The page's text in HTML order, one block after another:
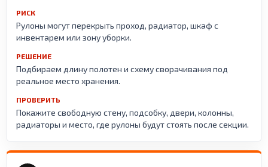
РИСК
Рулоны могут перекрыть проход, радиатор, шкаф с
инвентарем или зону уборки.
РЕШЕНИЕ
Подбираем длину полотен и схему сворачивания под
реальное место хранения.
ПРОВЕРИТЬ
Покажите свободную стену, подсобку, двери, колонны,
радиаторы и место, где рулоны будут стоять после секции.